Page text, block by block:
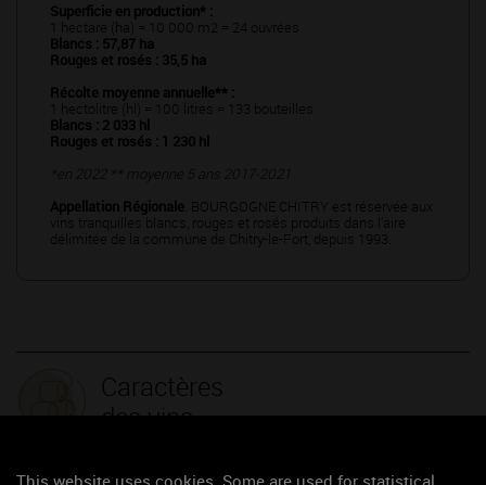
Superficie en production* :
1 hectare (ha) = 10 000 m2 = 24 ouvrées
Blancs : 57,87 ha
Rouges et rosés : 35,5 ha
Récolte moyenne annuelle** :
1 hectolitre (hl) = 100 litres = 133 bouteilles
Blancs : 2 033 hl
Rouges et rosés : 1 230 hl
*en 2022 ** moyenne 5 ans 2017-2021
Appellation Régionale . BOURGOGNE CHITRY est réservée aux
vins tranquilles blancs, rouges et rosés produits dans l’aire
délimitée de la commune de Chitry-le-Fort, depuis 1993.
Caractères
des vins
argenté. Le nez offre un parfum d'aubépine, avec des notes de citron, de